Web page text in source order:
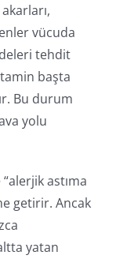
vücuda
tehdit
başta
Bu durum
yolu
astıma
getirir. Ancak
yatan